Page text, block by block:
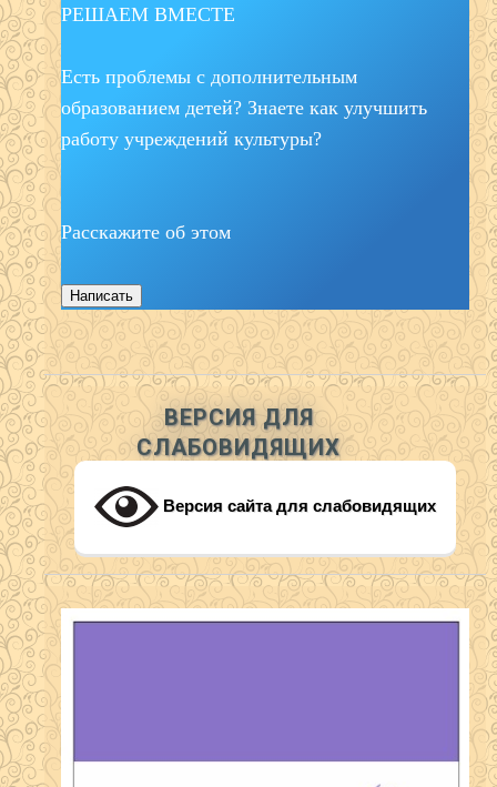
РЕШАЕМ ВМЕСТЕ
Есть проблемы с дополнительным
образованием детей? Знаете как улучшить
работу учреждений культуры?
Расскажите об этом
Написать
ВЕРСИЯ ДЛЯ
СЛАБОВИДЯЩИХ
Версия сайта для слабовидящих